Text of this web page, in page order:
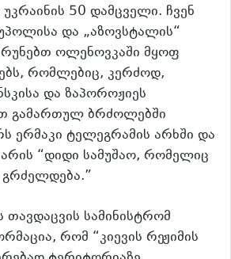
50 დამცველი. ჩვენ
და „აზოვსტალის“
ოლენოვკაში მყოფ
რომლებიც, კერძოდ,
და ზაპოროჟიეს
გამართულ ბრძოლებში
ერმაკი ტელეგრამის არხში და
“დიდი სამუშაო, რომელიც
თავდაცვის სამინისტრომ
რომ “კიევის რეჟიმის